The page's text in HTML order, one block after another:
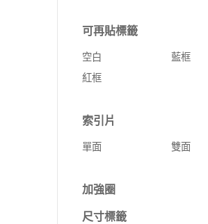
可再貼標籤
空白
藍框
紅框
索引片
單面 雙面
加強圈
尺寸標籤